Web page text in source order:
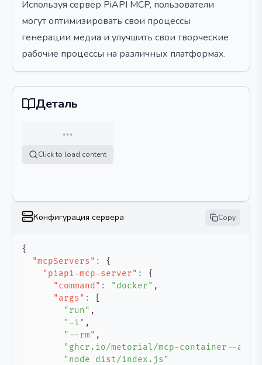
Используя сервер PiAPI MCP, пользователи
могут оптимизировать свои процессы
генерации медиа и улучшить свои творческие
рабочие процессы на различных платформах.
Деталь
…
Click to load content
Конфигурация сервера Copy
{
"mcpServers" :
{
"piapi-mcp-server" :
{
"command" : "docker" ,
"args" :
"run" ,
"-i" ,
"--rm" ,
"ghcr.io/metorial/mcp-container--
"node dist/index.js"